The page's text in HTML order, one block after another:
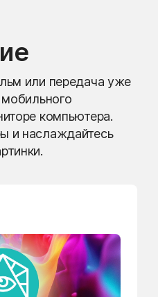
или передача уже
мобильного
компьютера.
и наслаждайтесь